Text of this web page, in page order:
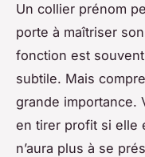
Un collier prénom
porte à maîtriser
fonction est
subtile. Mais
grande importance.
en tirer profit si elle
n’aura plus à se